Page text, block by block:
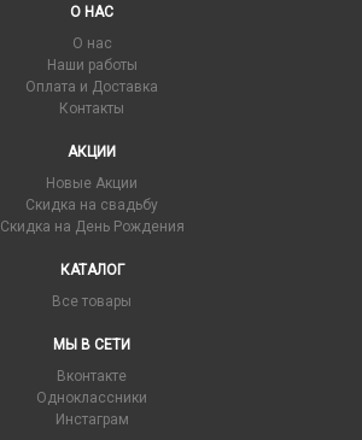
О НАС
О нас
Наши работы
Оплата и Доставка
Контакты
АКЦИИ
Новые Акции
Скидка на свадьбу
Скидка на День Рождения
КАТАЛОГ
Все товары
МЫ В СЕТИ
Вконтакте
Одноклассники
Инстаграм